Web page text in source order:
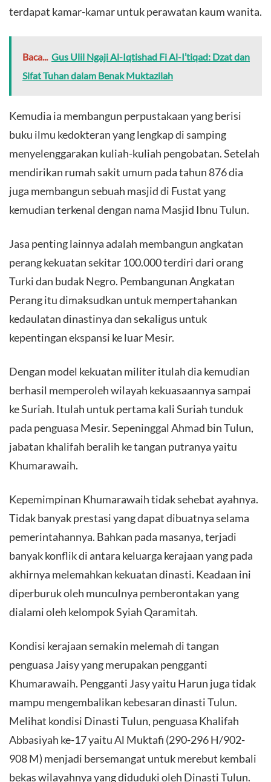
terdapat kamar-kamar untuk perawatan kaum wanita.
Baca... Gus Ulil Ngaji Al-Iqtishad Fi Al-I’tiqad: Dzat dan
Sifat Tuhan dalam Benak Muktazilah
Kemudia ia membangun perpustakaan yang berisi
buku ilmu kedokteran yang lengkap di samping
menyelenggarakan kuliah-kuliah pengobatan. Setelah
mendirikan rumah sakit umum pada tahun 876 dia
juga membangun sebuah masjid di Fustat yang
kemudian terkenal dengan nama Masjid Ibnu Tulun.
Jasa penting lainnya adalah membangun angkatan
perang kekuatan sekitar 100.000 terdiri dari orang
Turki dan budak Negro. Pembangunan Angkatan
Perang itu dimaksudkan untuk mempertahankan
kedaulatan dinastinya dan sekaligus untuk
kepentingan ekspansi ke luar Mesir.
Dengan model kekuatan militer itulah dia kemudian
berhasil memperoleh wilayah kekuasaannya sampai
ke Suriah. Itulah untuk pertama kali Suriah tunduk
pada penguasa Mesir. Sepeninggal Ahmad bin Tulun,
jabatan khalifah beralih ke tangan putranya yaitu
Khumarawaih.
Kepemimpinan Khumarawaih tidak sehebat ayahnya.
Tidak banyak prestasi yang dapat dibuatnya selama
pemerintahannya. Bahkan pada masanya, terjadi
banyak konflik di antara keluarga kerajaan yang pada
akhirnya melemahkan kekuatan dinasti. Keadaan ini
diperburuk oleh munculnya pemberontakan yang
dialami oleh kelompok Syiah Qaramitah.
Kondisi kerajaan semakin melemah di tangan
penguasa Jaisy yang merupakan pengganti
Khumarawaih. Pengganti Jasy yaitu Harun juga tidak
mampu mengembalikan kebesaran dinasti Tulun.
Melihat kondisi Dinasti Tulun, penguasa Khalifah
Abbasiyah ke-17 yaitu Al Muktafi (290-296 H/902-
908 M) menjadi bersemangat untuk merebut kembali
bekas wilayahnya yang diduduki oleh Dinasti Tulun.